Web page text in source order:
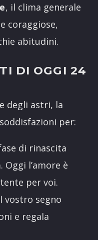
, il clima generale
coraggiose,
abitudini.
DI OGGI 24
degli astri, la
per:
di rinascita
l’amore è
per voi.
vostro segno
e regala